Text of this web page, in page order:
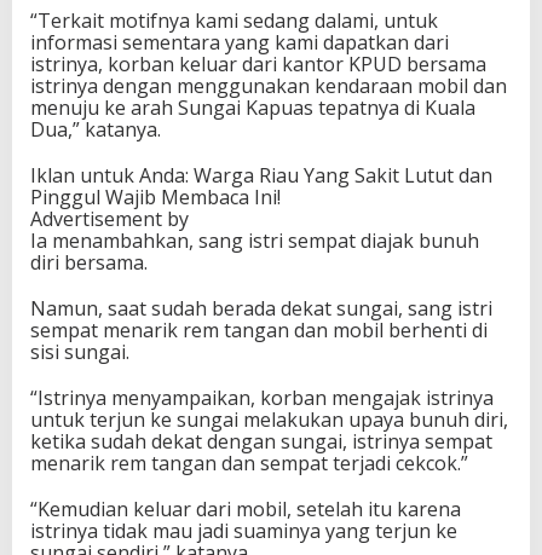
“Terkait motifnya kami sedang dalami, untuk
informasi sementara yang kami dapatkan dari
istrinya, korban keluar dari kantor KPUD bersama
istrinya dengan menggunakan kendaraan mobil dan
menuju ke arah Sungai Kapuas tepatnya di Kuala
Dua,” katanya.
Iklan untuk Anda: Warga Riau Yang Sakit Lutut dan
Pinggul Wajib Membaca Ini!
Advertisement by
Ia menambahkan, sang istri sempat diajak bunuh
diri bersama.
Namun, saat sudah berada dekat sungai, sang istri
sempat menarik rem tangan dan mobil berhenti di
sisi sungai.
“Istrinya menyampaikan, korban mengajak istrinya
untuk terjun ke sungai melakukan upaya bunuh diri,
ketika sudah dekat dengan sungai, istrinya sempat
menarik rem tangan dan sempat terjadi cekcok.”
“Kemudian keluar dari mobil, setelah itu karena
istrinya tidak mau jadi suaminya yang terjun ke